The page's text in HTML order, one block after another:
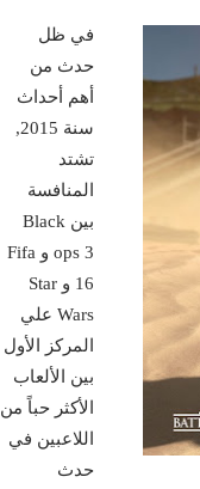
في ظل
حدث من
أهم أحداث
سنة 2015,
تشتد
المنافسة
بين Black
ops 3 و Fifa
16 و Star
Wars علي
المركز الأول
بين الألعاب
الأكثر حباً من
اللاعبين في
حدث